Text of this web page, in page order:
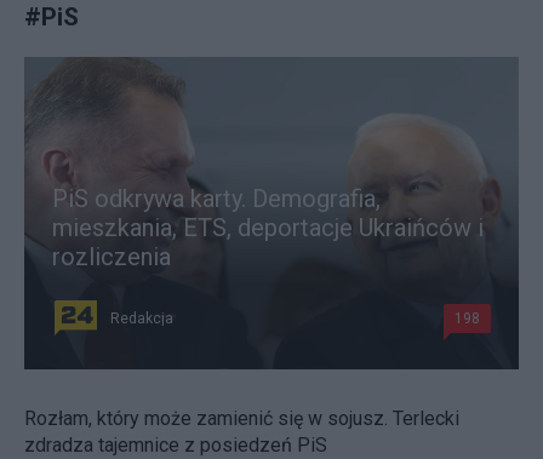
#PiS
PiS odkrywa karty. Demografia,
mieszkania, ETS, deportacje Ukraińców i
rozliczenia
Redakcja 198
Rozłam, który może zamienić się w sojusz. Terlecki
zdradza tajemnice z posiedzeń PiS